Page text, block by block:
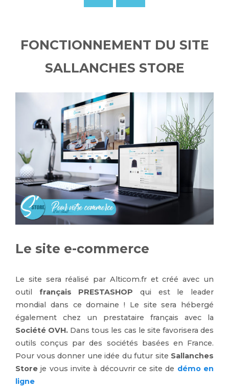
FONCTIONNEMENT DU SITE
SALLANCHES STORE
Le site e-commerce
Le site sera réalisé par Alticom.fr et créé avec un
outil français PRESTASHOP qui est le leader
mondial dans ce domaine ! Le site sera hébergé
également chez un prestataire français avec la
Société OVH. Dans tous les cas le site favorisera des
outils conçus par des sociétés basées en France.
Pour vous donner une idée du futur site Sallanches
Store je vous invite à découvrir ce site de démo en
ligne